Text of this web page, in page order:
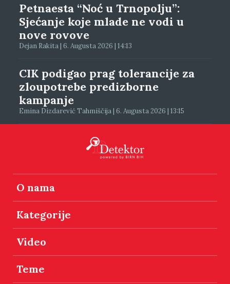
Petnaesta “Noć u Trnopolju”:
Sjećanje koje mlade ne vodi u
nove rovove
Dejan Rakita | 6. Augusta 2026 | 14:13
CIK podigao prag tolerancije za
zloupotrebe predizborne
kampanje
Emina Dizdarević Tahmiščija | 6. Augusta 2026 | 13:15
O nama
Kategorije
Video
Teme